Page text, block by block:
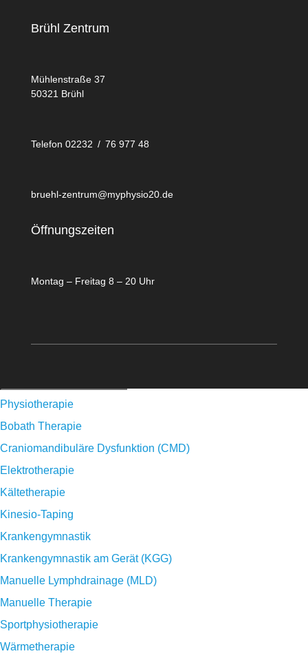
Brühl Zentrum
Mühlenstraße 37
50321 Brühl
Telefon 02232 / 76 977 48
bruehl-zentrum@myphysio20.de
Öffnungszeiten
Montag – Freitag 8 – 20 Uhr
Physiotherapie
Bobath Therapie
Craniomandibuläre Dysfunktion (CMD)
Elektrotherapie
Kältetherapie
Kinesio-Taping
Krankengymnastik
Krankengymnastik am Gerät (KGG)
Manuelle Lymphdrainage (MLD)
Manuelle Therapie
Sportphysiotherapie
Wärmetherapie